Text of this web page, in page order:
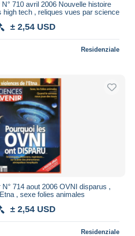
710 avril 2006 Nouvelle histoire
high tech , reliques vues par science
± 2,54 USD
Residenziale
714 aout 2006 OVNI disparus ,
, sexe folies animales
± 2,54 USD
Residenziale